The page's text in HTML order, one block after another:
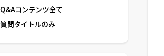
Q&Aコンテンツ全て
質問タイトルのみ